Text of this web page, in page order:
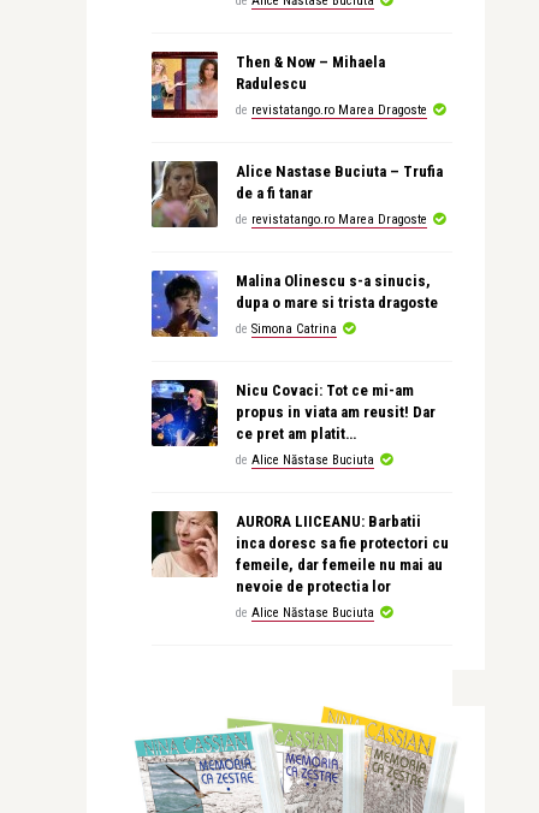
Then & Now – Mihaela
Radulescu
de revistatango.ro Marea Dragoste
Alice Nastase Buciuta – Trufia
de a fi tanar
de revistatango.ro Marea Dragoste
Malina Olinescu s-a sinucis,
dupa o mare si trista dragoste
de Simona Catrina
Nicu Covaci: Tot ce mi-am
propus in viata am reusit! Dar
ce pret am platit…
de Alice Năstase Buciuta
AURORA LIICEANU: Barbatii
inca doresc sa fie protectori cu
femeile, dar femeile nu mai au
nevoie de protectia lor
de Alice Năstase Buciuta